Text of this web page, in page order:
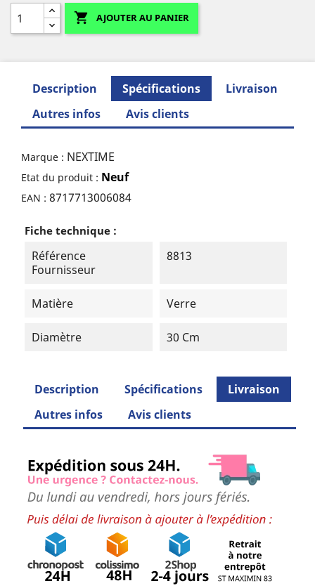
 AJOUTER AU PANIER
Description Spécifications
Livraison
Autres infos
Avis clients
Marque : NEXTIME
Etat du produit : Neuf
EAN : 8717713006084
Fiche technique :
Référence
Fournisseur
8813
Matière Verre
Diamètre 30 Cm
Description Spécifications
Livraison
Autres infos
Avis clients